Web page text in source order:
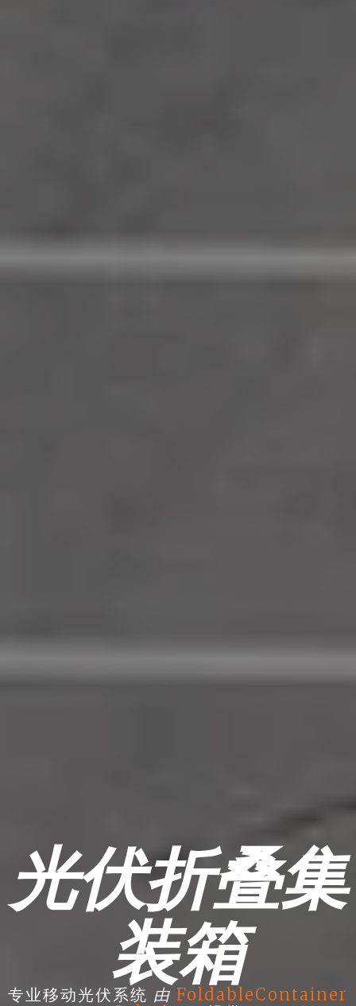
光伏折叠集
装箱
专业移动光伏系统 由 FoldableContainer